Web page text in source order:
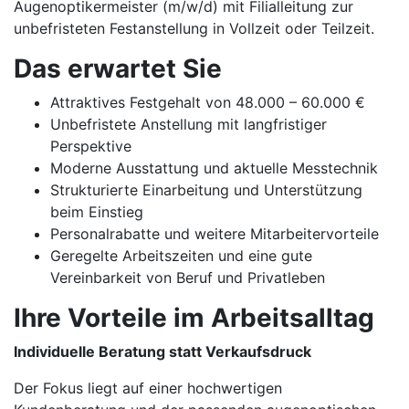
Augenoptikermeister (m/w/d) mit Filialleitung zur
unbefristeten Festanstellung in Vollzeit oder Teilzeit.
Das erwartet Sie
Attraktives Festgehalt von 48.000 – 60.000 €
Unbefristete Anstellung mit langfristiger
Perspektive
Moderne Ausstattung und aktuelle Messtechnik
Strukturierte Einarbeitung und Unterstützung
beim Einstieg
Personalrabatte und weitere Mitarbeitervorteile
Geregelte Arbeitszeiten und eine gute
Vereinbarkeit von Beruf und Privatleben
Ihre Vorteile im Arbeitsalltag
Individuelle Beratung statt Verkaufsdruck
Der Fokus liegt auf einer hochwertigen